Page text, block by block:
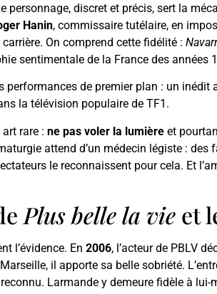
personnage, discret et précis, sert la
Hanin, commissaire tutélaire, en
On comprend cette fidélité :
sentimentale de la France des années
performances de premier plan : un inédit
la télévision populaire de TF1.
rare : ne pas voler la lumière et
attend d’un médecin légiste : des
le reconnaissent pour cela. Et
Plus belle la vie et
l’évidence. En 2006, l’acteur de PBLV
il apporte sa belle sobriété.
Larmande y demeure fidèle à